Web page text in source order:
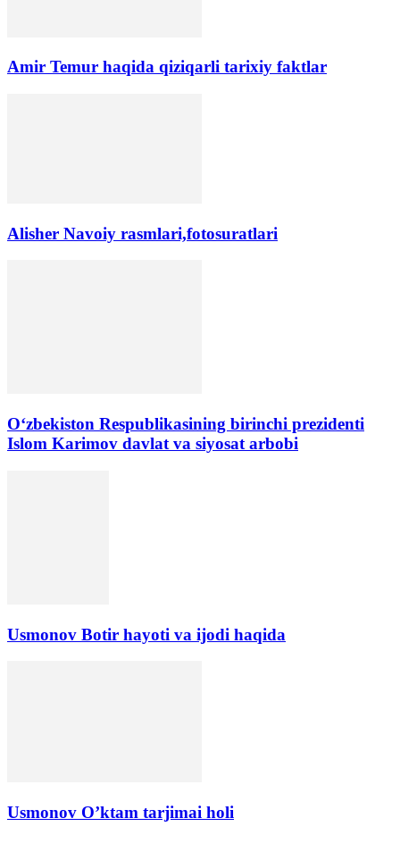
Amir Temur haqida qiziqarli tarixiy faktlar
Alisher Navoiy rasmlari,fotosuratlari
Oʻzbekiston Respublikasining birinchi prezidenti
Islom Karimov davlat va siyosat arbobi
Usmonov Botir hayoti va ijodi haqida
Usmonov O’ktam tarjimai holi